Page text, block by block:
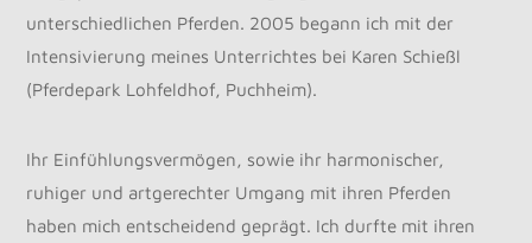
unterschiedlichen Pferden. 2005 begann ich mit der
Intensivierung meines Unterrichtes bei Karen Schießl
(Pferdepark Lohfeldhof, Puchheim).
Ihr Einfühlungsvermögen, sowie ihr harmonischer,
ruhiger und artgerechter Umgang mit ihren Pferden
haben mich entscheidend geprägt. Ich durfte mit ihren